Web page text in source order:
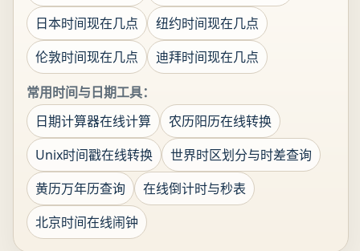
日本时间现在几点
纽约时间现在几点
伦敦时间现在几点
迪拜时间现在几点
常用时间与日期工具：
日期计算器在线计算
农历阳历在线转换
Unix时间戳在线转换
世界时区划分与时差查询
黄历万年历查询
在线倒计时与秒表
北京时间在线闹钟